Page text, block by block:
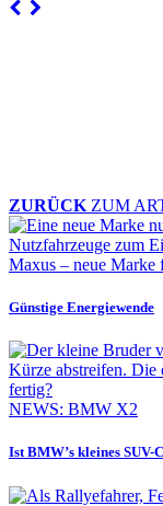
ZURÜCK ZUM
Maxus – neue Marke
Günstige Energiewende
NEWS: BMW X2
Ist BMW’s kleines SUV-